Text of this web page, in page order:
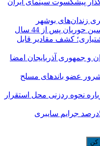
پیشکسوت سینمای ایران
پس از 44 سال
کشف مقادیر قابل
و جمهوری آذربایجان امضا
21مزدور موساد و 4 شرور عضو باندهای مسلح
نحوه ردزنی محل استقرار
هوش مصنوعی، بستر وقوع 55درصد جرایم سایبری
کن